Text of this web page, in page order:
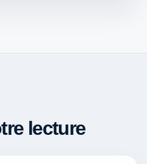
lecture